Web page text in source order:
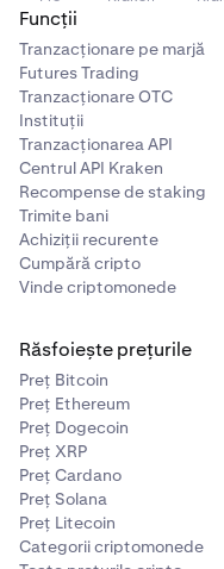
Funcții
Tranzacționare pe marjă
Futures Trading
Tranzacționare OTC
Instituții
Tranzacționarea API
Centrul API Kraken
Recompense de staking
Trimite bani
Achiziții recurente
Cumpără cripto
Vinde criptomonede
Răsfoiește prețurile
Preț Bitcoin
Preț Ethereum
Preț Dogecoin
Preț XRP
Preț Cardano
Preț Solana
Preț Litecoin
Categorii criptomonede